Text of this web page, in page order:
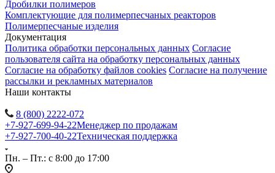
Дробилки полимеров
Комплектующие для полимерпесчаных реакторов
Полимерпесчаные изделия
Документация
Политика обработки персональных данных Согласие
пользователя сайта на обработку персональных данных
Согласие на обработку файлов cookies Согласие на получение
рассылки и рекламных материалов
Наши контакты
8 (800) 2222-072
+7-927-699-94-22Менеджер по продажам
+7-927-700-40-22Техническая поддержка
Пн. – Пт.: с 8:00 до 17:00